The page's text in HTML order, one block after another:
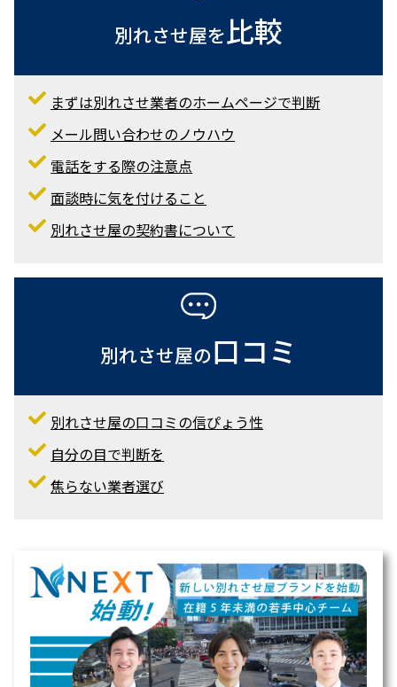
別れさせ屋を比較
まずは別れさせ業者のホームページで判断
メール問い合わせのノウハウ
電話をする際の注意点
面談時に気を付けること
別れさせ屋の契約書について
別れさせ屋の口コミ
別れさせ屋の口コミの信ぴょう性
自分の目で判断を
焦らない業者選び